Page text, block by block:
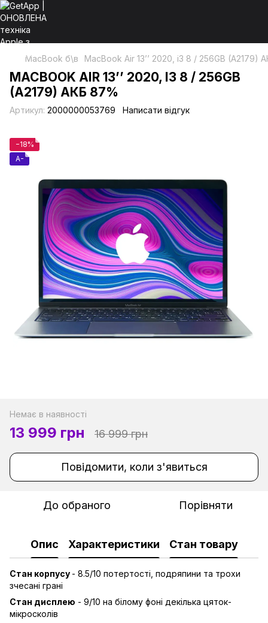
MacBook б\в MacBook Air 13’’ 2020, i3 8 / 256GB (A2179)
MACBOOK AIR 13’’ 2020, I3 8 / 256GB
(A2179) АКБ 87%
Артикул: 2000000053769 Написати відгук
−18%
A-
Немає в наявності
13 999 грн 16 999 грн
Повідомити, коли з'явиться
До обраного Порівняти
Опис Характеристики Стан товару
Стан корпусу - 8.5/10 потертості, подряпини та трохи
зчесані грані
Стан дисплею - 9/10 на білому фоні декілька цяток-
мікросколів